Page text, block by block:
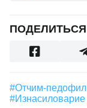
ПОДЕЛИТЬСЯ
#отчим-педофил